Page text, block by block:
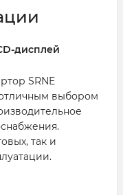
дисплей
SRNE
отличным выбором
так и